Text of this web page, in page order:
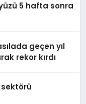
yüzü 5 hafta sonra
geçen yıl
rekor kırdı